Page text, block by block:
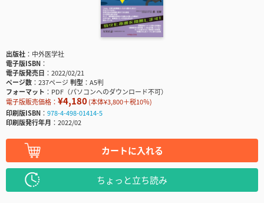
出版社
中外医学社
電子版ISBN
電子版発売日
2022/02/21
ページ数
237ページ判型
A5判
フォーマット
PDF（パソコンへのダウンロード不可）
電子版販売価格： ¥4,180(本体¥3,800＋税10％)
印刷版ISBN
978-4-498-01414-5
印刷版発行年月
2022/02
カートに入れる
ちょっと立ち読み